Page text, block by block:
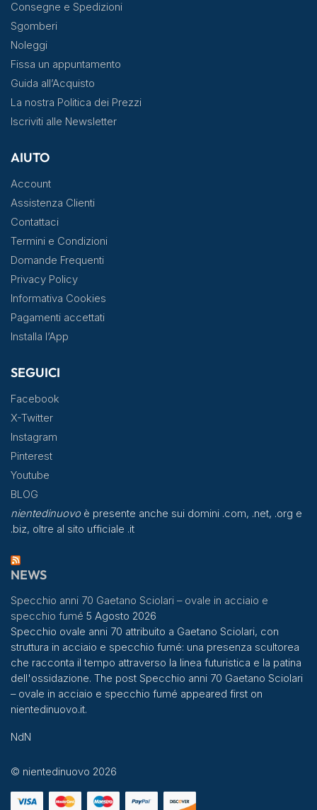
Consegne e Spedizioni
Sgomberi
Noleggi
Fissa un appuntamento
Guida all’Acquisto
La nostra Politica dei Prezzi
Iscriviti alle Newsletter
AIUTO
Account
Assistenza Clienti
Contattaci
Termini e Condizioni
Domande Frequenti
Privacy Policy
Informativa Cookies
Pagamenti accettati
Installa l’App
SEGUICI
Facebook
X-Twitter
Instagram
Pinterest
Youtube
BLOG
nientedinuovoè presente anche sui domini .com, .net, .org e
.biz, oltre al sito ufficiale .it
NEWS
Specchio anni 70 Gaetano Sciolari – ovale in acciaio e
specchio fumé 5 Agosto 2026
Specchio ovale anni 70 attribuito a Gaetano Sciolari, con
struttura in acciaio e specchio fumé: una presenza scultorea
che racconta il tempo attraverso la linea futuristica e la patina
dell'ossidazione. The post Specchio anni 70 Gaetano Sciolari
– ovale in acciaio e specchio fumé appeared first on
nientedinuovo.it.
NdN
© nientedinuovo 2026